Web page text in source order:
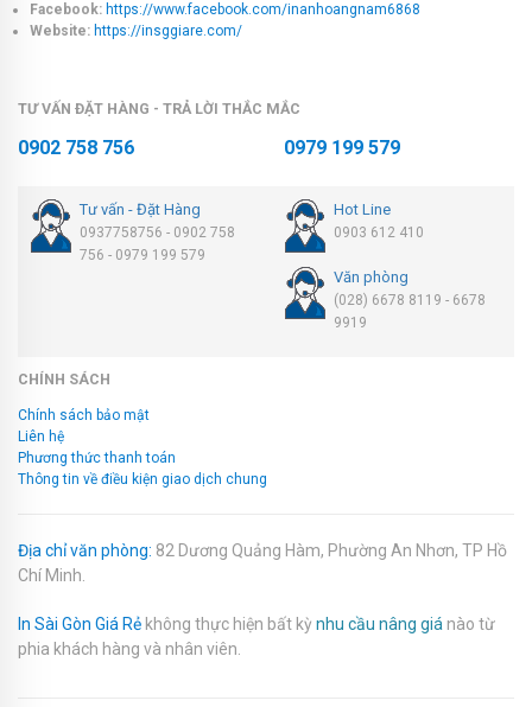
Facebook: https://www.facebook.com/inanhoangnam6868
Website: https://insggiare.com/
TƯ VẤN ĐẶT HÀNG - TRẢ LỜI THẮC MẮC
0902 758 756 0979 199 579
Tư vấn - Đặt Hàng
0937758756 - 0902 758
756 - 0979 199 579
Hot Line
0903 612 410
Văn phòng
(028) 6678 8119 - 6678
9919
CHÍNH SÁCH
Chính sách bảo mật
Liên hệ
Phương thức thanh toán
Thông tin về điều kiện giao dịch chung
Địa chỉ văn phòng: 82 Dương Quảng Hàm, Phường An Nhơn, TP Hồ
Chí Minh.
In Sài Gòn Giá Rẻ không thực hiện bất kỳ nhu cầu nâng giá nào từ
phia khách hàng và nhân viên.